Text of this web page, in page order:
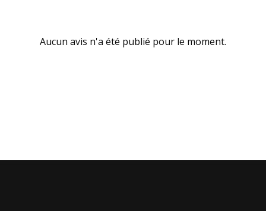
Aucun avis n'a été publié pour le moment.